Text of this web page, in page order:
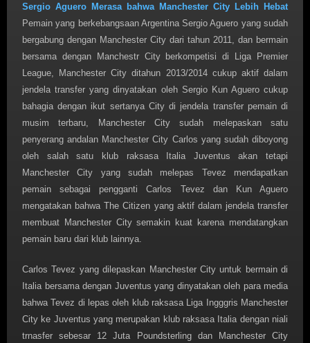
Sergio Aguero Merasa bahwa Manchester City Lebih Hebat
Pemain yang berkebangsaan Argentina Sergio Aguero yang sudah
bergabung dengan Manchester City dari tahun 2011, dan bermain
bersama dengan Manchestr City berkompetisi di Liga Premier
League, Manchester City ditahun 2013/2014 cukup aktif dalam
jendela transfer yang dinyatakan oleh Sergio Kun Aguero cukup
bahagia dengan ikut sertanya City di jendela transfer pemain di
musim terbaru, Manchester City sudah melepaskan satu
penyerang andalan Manchester City Carlos yang sudah diboyong
oleh salah satu klub raksasa Italia Juventus akan tetapi
Manchester City yang sudah melepas Tevez mendapatkan
pemain sebagai pengganti Carlos Tevez dan Kun Aguero
mengatakan bahwa The Citizen yang aktif dalam jendela transfer
membuat Manchester City semakin kuat karena mendatangkan
pemain baru dari klub lainnya.
Carlos Tevez yang dilepaskan Manchester City untuk bermain di
Italia bersama dengan Juventus yang dinyatakan oleh para media
bahwa Tevez di lepas oleh klub raksasa Liga Ingggris Manchester
City ke Juventus yang merupakan klub raksasa Italia dengan niali
trnasfer sebesar 12 Juta Poundsterling dan Manchester City